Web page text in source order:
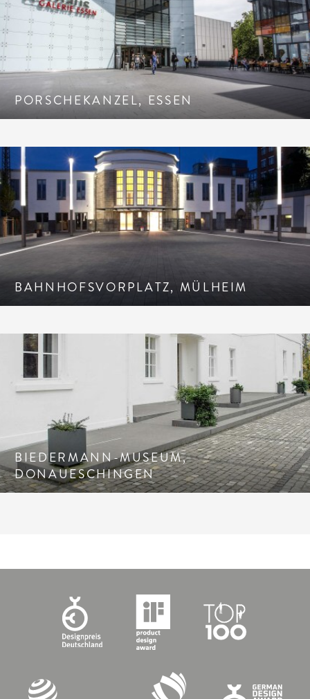
PORSCHEKANZEL, ESSEN
BAHNHOFSVORPLATZ, MÜLHEIM
BIEDERMANN-MUSEUM,
DONAUESCHINGEN